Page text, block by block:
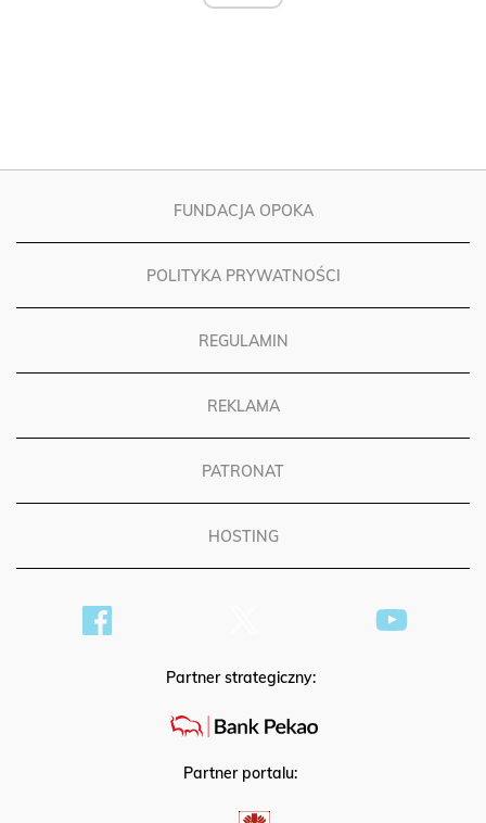
FUNDACJA OPOKA
POLITYKA PRYWATNOŚCI
REGULAMIN
REKLAMA
PATRONAT
HOSTING
Partner strategiczny:
Partner portalu: